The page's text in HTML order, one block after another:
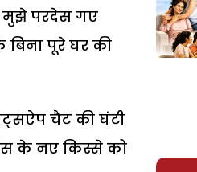
मुझे परदेस गए
बिना पूरे घर की
चैट की घंटी
के नए किस्से को